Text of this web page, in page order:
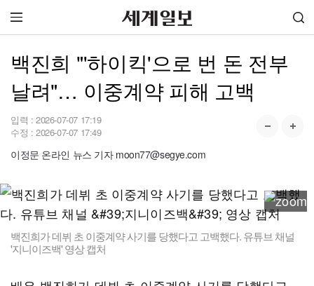
백진희 "'하이킥'으로 번 돈 전부
날려"… 이중계약 피해 고백
입력 : 2026-07-07 17:19
수정 : 2026-07-07 17:49
이정문 온라인 뉴스 기자 moon77@segye.com
백진희가 데뷔 초 이중계약 사기를 당했다고 고백했다. 유튜브 채널
'지니이즈백' 영상 캡처